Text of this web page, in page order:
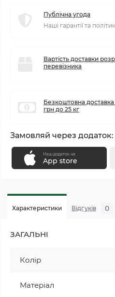
Публічна угода
Наші гарантії та
Вартість доставки
перевізника
Безкоштовна
грн до 25 кг
Замовляй через додаток:
Наш додаток на
App store
Характеристики Відгуків 0
ЗАГАЛЬНІ
Колір
Матеріал